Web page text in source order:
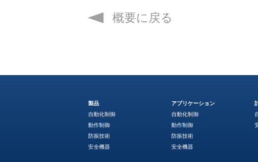
概要に戻る
製品
自動化制御
動作制御
防振技術
安全機器
アプリケーション
自動化制御
動作制御
防振技術
安全機器